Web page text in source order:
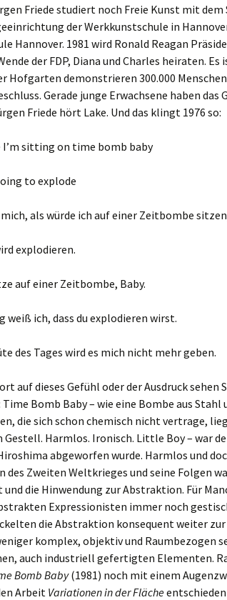
Friede studiert noch Freie Kunst mit
der Werkkunstschule in
Hannover. 1981 wird Ronald Reagan
der FDP, Diana und Charles heiraten.
Hofgarten demonstrieren 300.000
Gerade junge Erwachsene haben das
Friede hört Lake. Und das klingt 1976 so:
I’m sitting on time bomb baby
to explode
als würde ich auf einer Zeitbombe
explodieren.
auf einer Zeitbombe, Baby.
weiß ich, dass du explodieren wirst.
des Tages wird es mich nicht mehr geben.
auf dieses Gefühl oder der Ausdruck sehen
Bomb Baby – wie eine Bombe aus Stahl
die sich schon chemisch nicht vertrage,
Gestell. Harmlos. Ironisch. Little Boy – war
abgeworfen wurde. Harmlos und
des Zweiten Weltkrieges und seine Folgen
und die Hinwendung zur Abstraktion. Für
Expressionisten immer noch
die Abstraktion konsequent weiter zur
komplex, objektiv und Raumbezogen
auch industriell gefertigten Elementen.
Bomb Baby(1981) noch mit einem
Arbeit Variationen in der Fläche